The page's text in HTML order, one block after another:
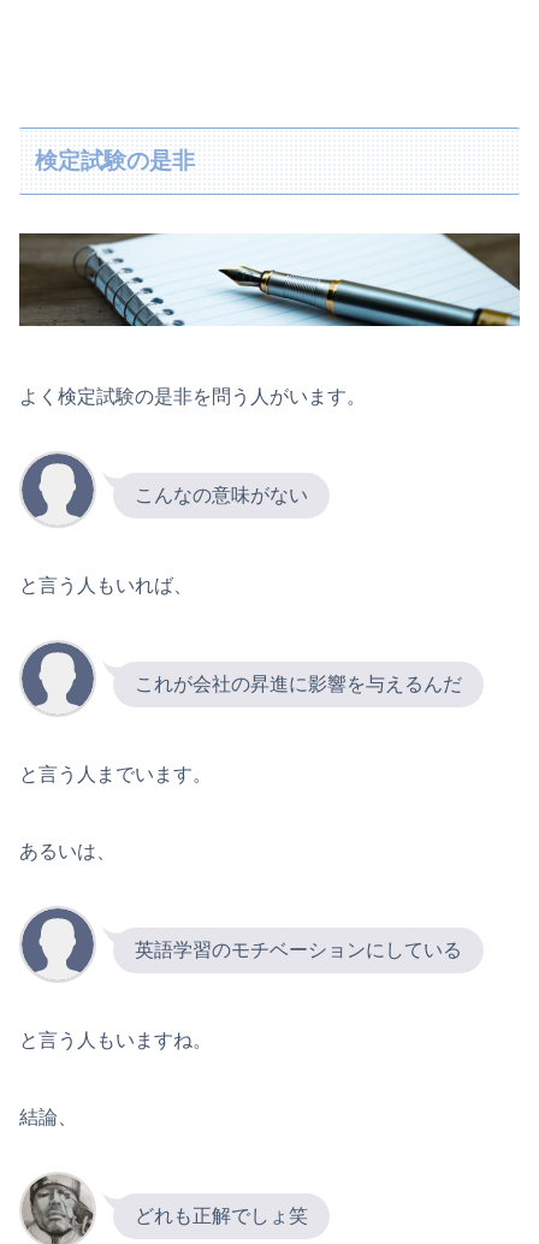
検定試験の是非
よく検定試験の是非を問う人がいます。
こんなの意味がない
と言う人もいれば、
これが会社の昇進に影響を与えるんだ
と言う人までいます。
あるいは、
英語学習のモチベーションにしている
と言う人もいますね。
結論、
どれも正解でしょ笑